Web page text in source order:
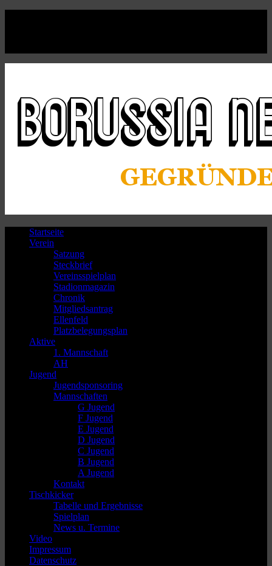
Startseite
Verein
Satzung
Steckbrief
Vereinsspielplan
Stadionmagazin
Chronik
Mitgliedsantrag
Ellenfeld
Platzbelegungsplan
Aktive
1. Mannschaft
AH
Jugend
Jugendsponsoring
Mannschaften
G Jugend
F Jugend
E Jugend
D Jugend
C Jugend
B Jugend
A Jugend
Kontakt
Tischkicker
Tabelle und Ergebnisse
Spielplan
News u. Termine
Video
Impressum
Datenschutz